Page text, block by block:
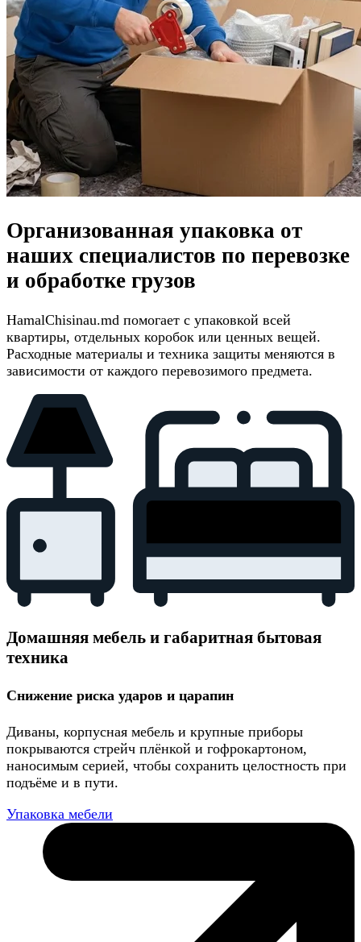
Организованная упаковка от
наших специалистов по перевозке
и обработке грузов
HamalChisinau.md помогает с упаковкой всей
квартиры, отдельных коробок или ценных вещей.
Расходные материалы и техника защиты меняются в
зависимости от каждого перевозимого предмета.
Домашняя мебель и габаритная бытовая
техника
Снижение риска ударов и царапин
Диваны, корпусная мебель и крупные приборы
покрываются стрейч плёнкой и гофрокартоном,
наносимым серией, чтобы сохранить целостность при
подъёме и в пути.
Упаковка мебели